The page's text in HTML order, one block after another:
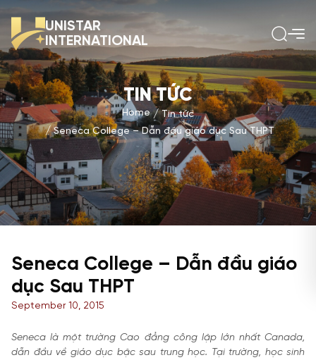
UNISTAR
INTERNATIONAL
TIN TỨC
Home
Tin tức
Seneca College – Dẫn đầu giáo dục Sau THPT
Seneca College – Dẫn đầu giáo
dục Sau THPT
September 10, 2015
Seneca là một trường Cao đẳng công lập lớn nhất Canada,
dẫn đầu về giáo dục bậc sau trung học. Tại trường, học sinh